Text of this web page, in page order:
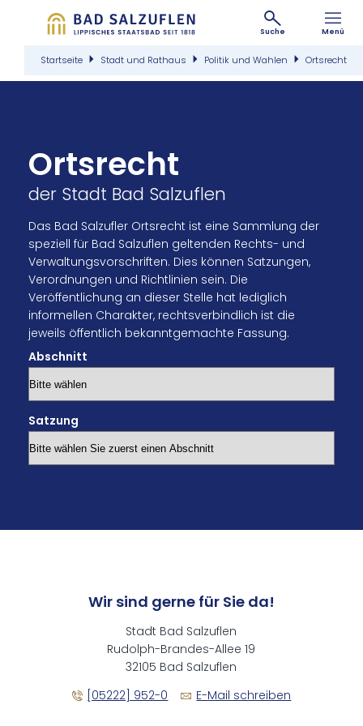
Suche Menü
Startseite Stadt und Rathaus Politik und Wahlen Ortsrecht
Ortsrecht
der Stadt Bad Salzuflen
Das Bad Salzufler Ortsrecht ist eine Sammlung der
speziell für Bad Salzuflen geltenden Rechts- und
Verwaltungsvorschriften. Dies können Satzungen,
Verordnungen und Richtlinien sein. Die
Veröffentlichung an dieser Stelle hat lediglich
informellen Charakter, rechtsverbindlich ist die
jeweils öffentlich bekanntgemachte Fassung.
Abschnitt
Satzung
Wir sind gerne für Sie da!
Stadt Bad Salzuflen
Rudolph-Brandes-Allee 19
32105 Bad Salzuflen
[05222] 952-0
E-Mail schreiben